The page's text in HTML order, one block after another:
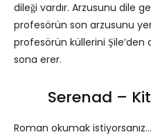
dileği vardır. Arzusunu dile
profesörün son arzusunu
profesörün küllerini
sona erer.
Serenad –
Roman okumak istiyorsanız…